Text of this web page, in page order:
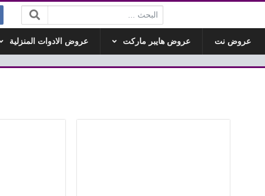
البحث:
عروض نت عروض هايبر ماركت عروض الادوات المنزلية